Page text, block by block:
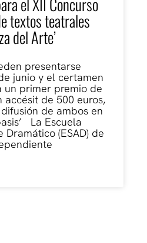
textos teatrales
del Arte’
presentarse
junio y el certamen
un primer premio de
accésit de 500 euros,
de ambos en
La Escuela
(ESAD) de